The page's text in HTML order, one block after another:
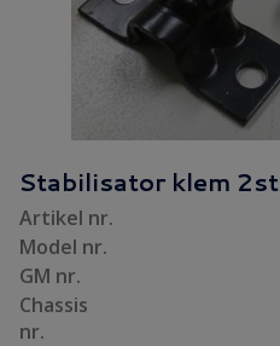
Stabilisator klem 2st
Artikel nr.
Model nr.
GM nr.
Chassis
nr.